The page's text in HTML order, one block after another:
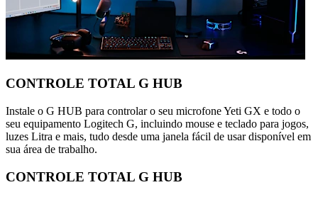
CONTROLE TOTAL G HUB
Instale o G HUB para controlar o seu microfone Yeti GX e todo o
seu equipamento Logitech G, incluindo mouse e teclado para jogos,
luzes Litra e mais, tudo desde uma janela fácil de usar disponível em
sua área de trabalho.
CONTROLE TOTAL G HUB